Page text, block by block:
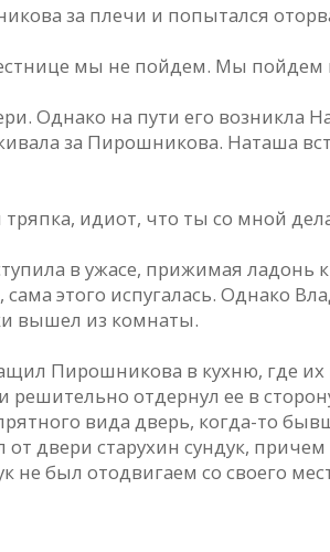
за плечи и попытался
мы не пойдем. Мы пойдем
Однако на пути его возникла
за Пирошникова. Наташа
идиот, что ты со мной
в ужасе, прижимая ладонь к
этого испугалась. Однако
вышел из комнаты.
Пирошникова в кухню, где их
отдернул ее в
вида дверь, когда-то
двери старухин сундук,
был отодвигаем со своего